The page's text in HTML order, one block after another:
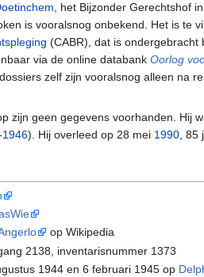
, het Bijzonder Gerechtshof in
is vooralsnog onbekend. Het is te
(CABR), dat is ondergebracht
via de online databank Oorlog
zelf zijn vooralsnog alleen na
zijn geen gegevens voorhanden. Hij
1946). Hij overleed op 28 mei 1990, 85
op Wikipedia
2138, inventarisnummer 1373
1944 en 6 februari 1945 op